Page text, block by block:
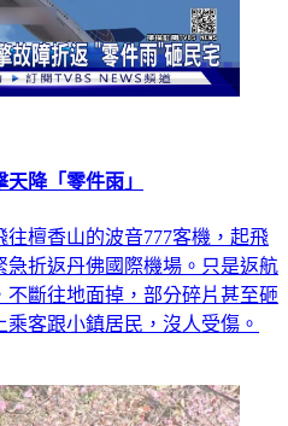
降「零件雨」
檀香山的波音777客機，起飛
折返丹佛國際機場。只是返航
斷往地面掉，部分碎片甚至砸
客跟小鎮居民，沒人受傷。